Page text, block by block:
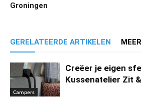
Groningen
GERELATEERDE ARTIKELEN
Campers
Creëer je eigen
Kussenatelier Zit